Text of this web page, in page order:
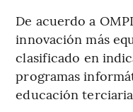
De acuerdo a
innovación más
clasificado en
programas
educación terciaria